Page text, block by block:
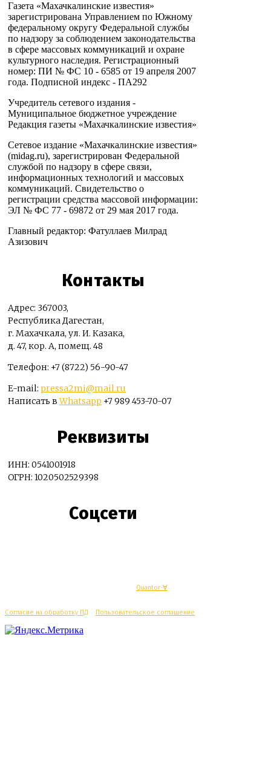
Газета «Махачкалинские известия»
зарегистрирована Управлением по Южному
федеральному округу Федеральной службы
по надзору за соблюдением законодательства
в сфере массовых коммуникаций и охране
культурного наследия. Регистрационный
номер: ПИ № ФС 10 - 6585 от 19 апреля 2007
года. Подписной индекс - ПА292
Учредитель сетевого издания -
Муниципальное бюджетное учреждение
Редакция газеты «Махачкалинские известия»
Сетевое издание «Махачкалинские известия»
(midag.ru), зарегистрирован Федеральной
службой по надзору в сфере связи,
информационных технологий и массовых
коммуникаций. Свидетельство о
регистрации средства массовой информации:
ЭЛ № ФС 77 - 69872 от 29 мая 2017 года.
Главный редактор: Фатуллаев Милрад
Азизович
Контакты
Адрес: 367003,
Республика Дагестан,
г. Махачкала, ул. И. Казака,
д. 47, кор. А, помещ. 48
Телефон: +7 (8722) 56-90-47
E-mail: pressa2mi@mail.ru
Написать вWhatsapp +7 989 453-70-07
Реквизиты
ИНН: 0541001918
ОГРН: 1020502529398
Соцсети
Quantor-∀
Согласие на обработку ПД Пользовательское соглашение